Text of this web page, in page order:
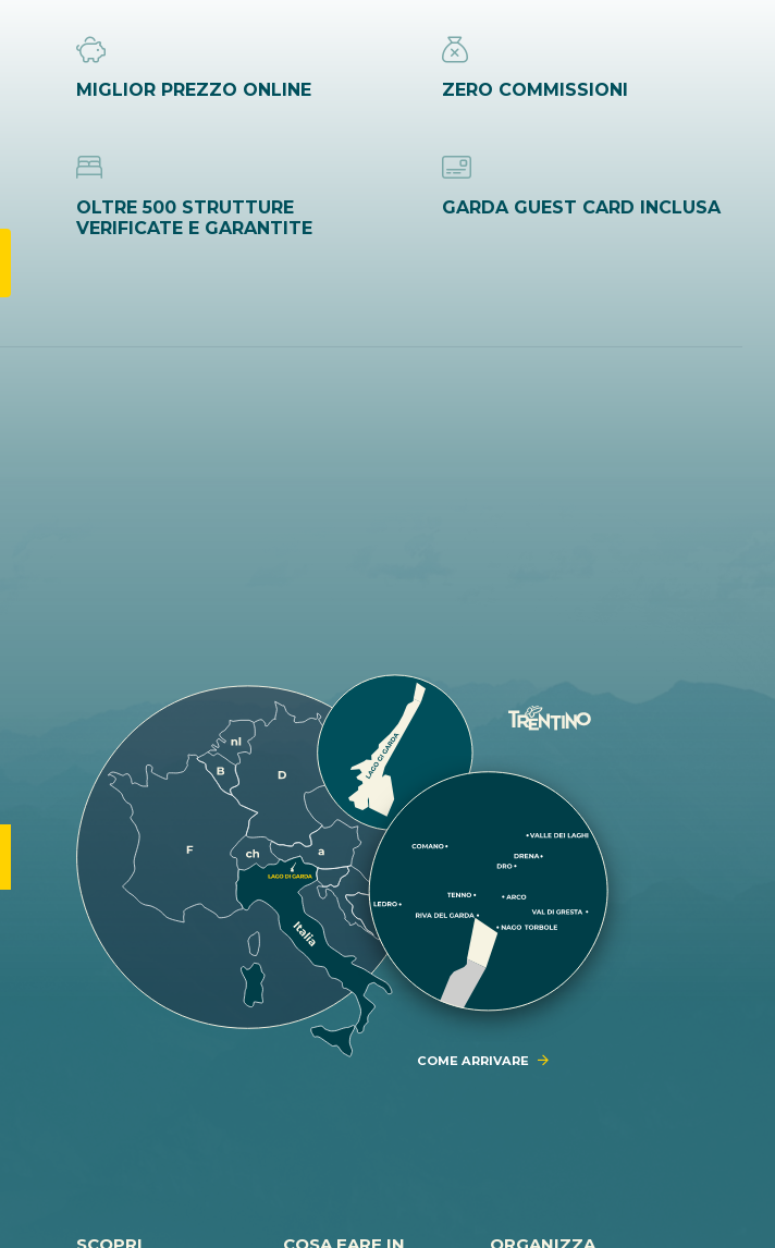
MIGLIOR PREZZO ONLINE ZERO COMMISSIONI
OLTRE 500 STRUTTURE
VERIFICATE E GARANTITE
GARDA GUEST CARD INCLUSA
COME ARRIVARE